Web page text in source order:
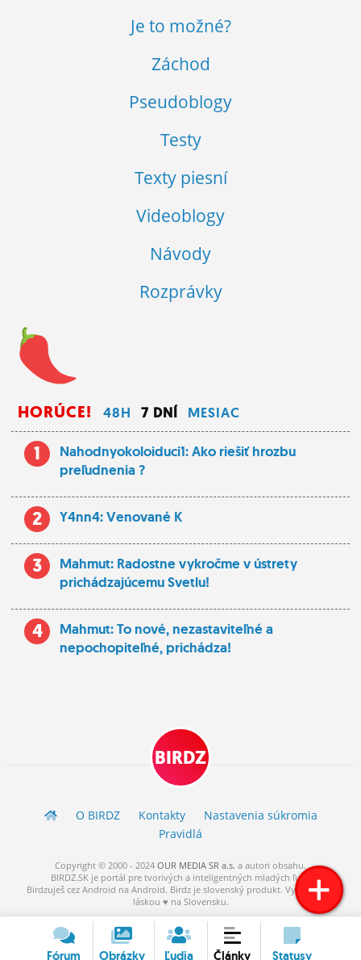
Je to možné?
Záchod
Pseudoblogy
Testy
Texty piesní
Videoblogy
Návody
Rozprávky
HORÚCE! 48H 7 DNÍ MESIAC
1
Nahodnyokoloiduci1: Ako riešiť hrozbu
preľudnenia ?
2 Y4nn4: Venované K
3
Mahmut: Radostne vykročme v ústrety
prichádzajúcemu Svetlu!
4
Mahmut: To nové, nezastaviteľné a
nepochopiteľné, prichádza!
BIRDZ
O BIRDZ Kontakty
Nastavenia súkromia
Pravidlá
Copyright © 2000 - 2024 OUR MEDIA SR a.s. a autori obsahu.
BIRDZ.SK je portál pre tvorivých a inteligentných mladých ľudí.
Birdzuješ cez Android na Android. Birdz je slovenský produkt. Vytvorené s
láskou ♥ na Slovensku.
Fórum Obrázky Ľudia Články Statusy